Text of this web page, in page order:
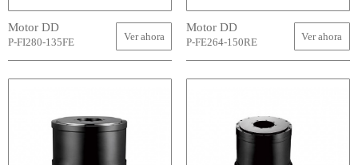
Motor DD
P-FI280-135FE Ver ahora
Motor DD
P-FE264-150RE Ver ahora